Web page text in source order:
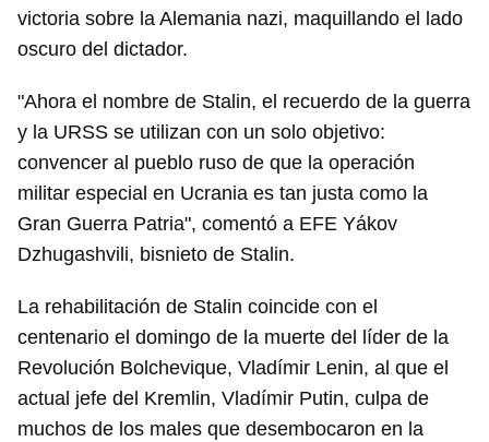
victoria sobre la Alemania nazi, maquillando el lado
oscuro del dictador.
"Ahora el nombre de Stalin, el recuerdo de la guerra
y la URSS se utilizan con un solo objetivo:
convencer al pueblo ruso de que la operación
militar especial en Ucrania es tan justa como la
Gran Guerra Patria", comentó a EFE Yákov
Dzhugashvili, bisnieto de Stalin.
La rehabilitación de Stalin coincide con el
centenario el domingo de la muerte del líder de la
Revolución Bolchevique, Vladímir Lenin, al que el
actual jefe del Kremlin, Vladímir Putin, culpa de
muchos de los males que desembocaron en la